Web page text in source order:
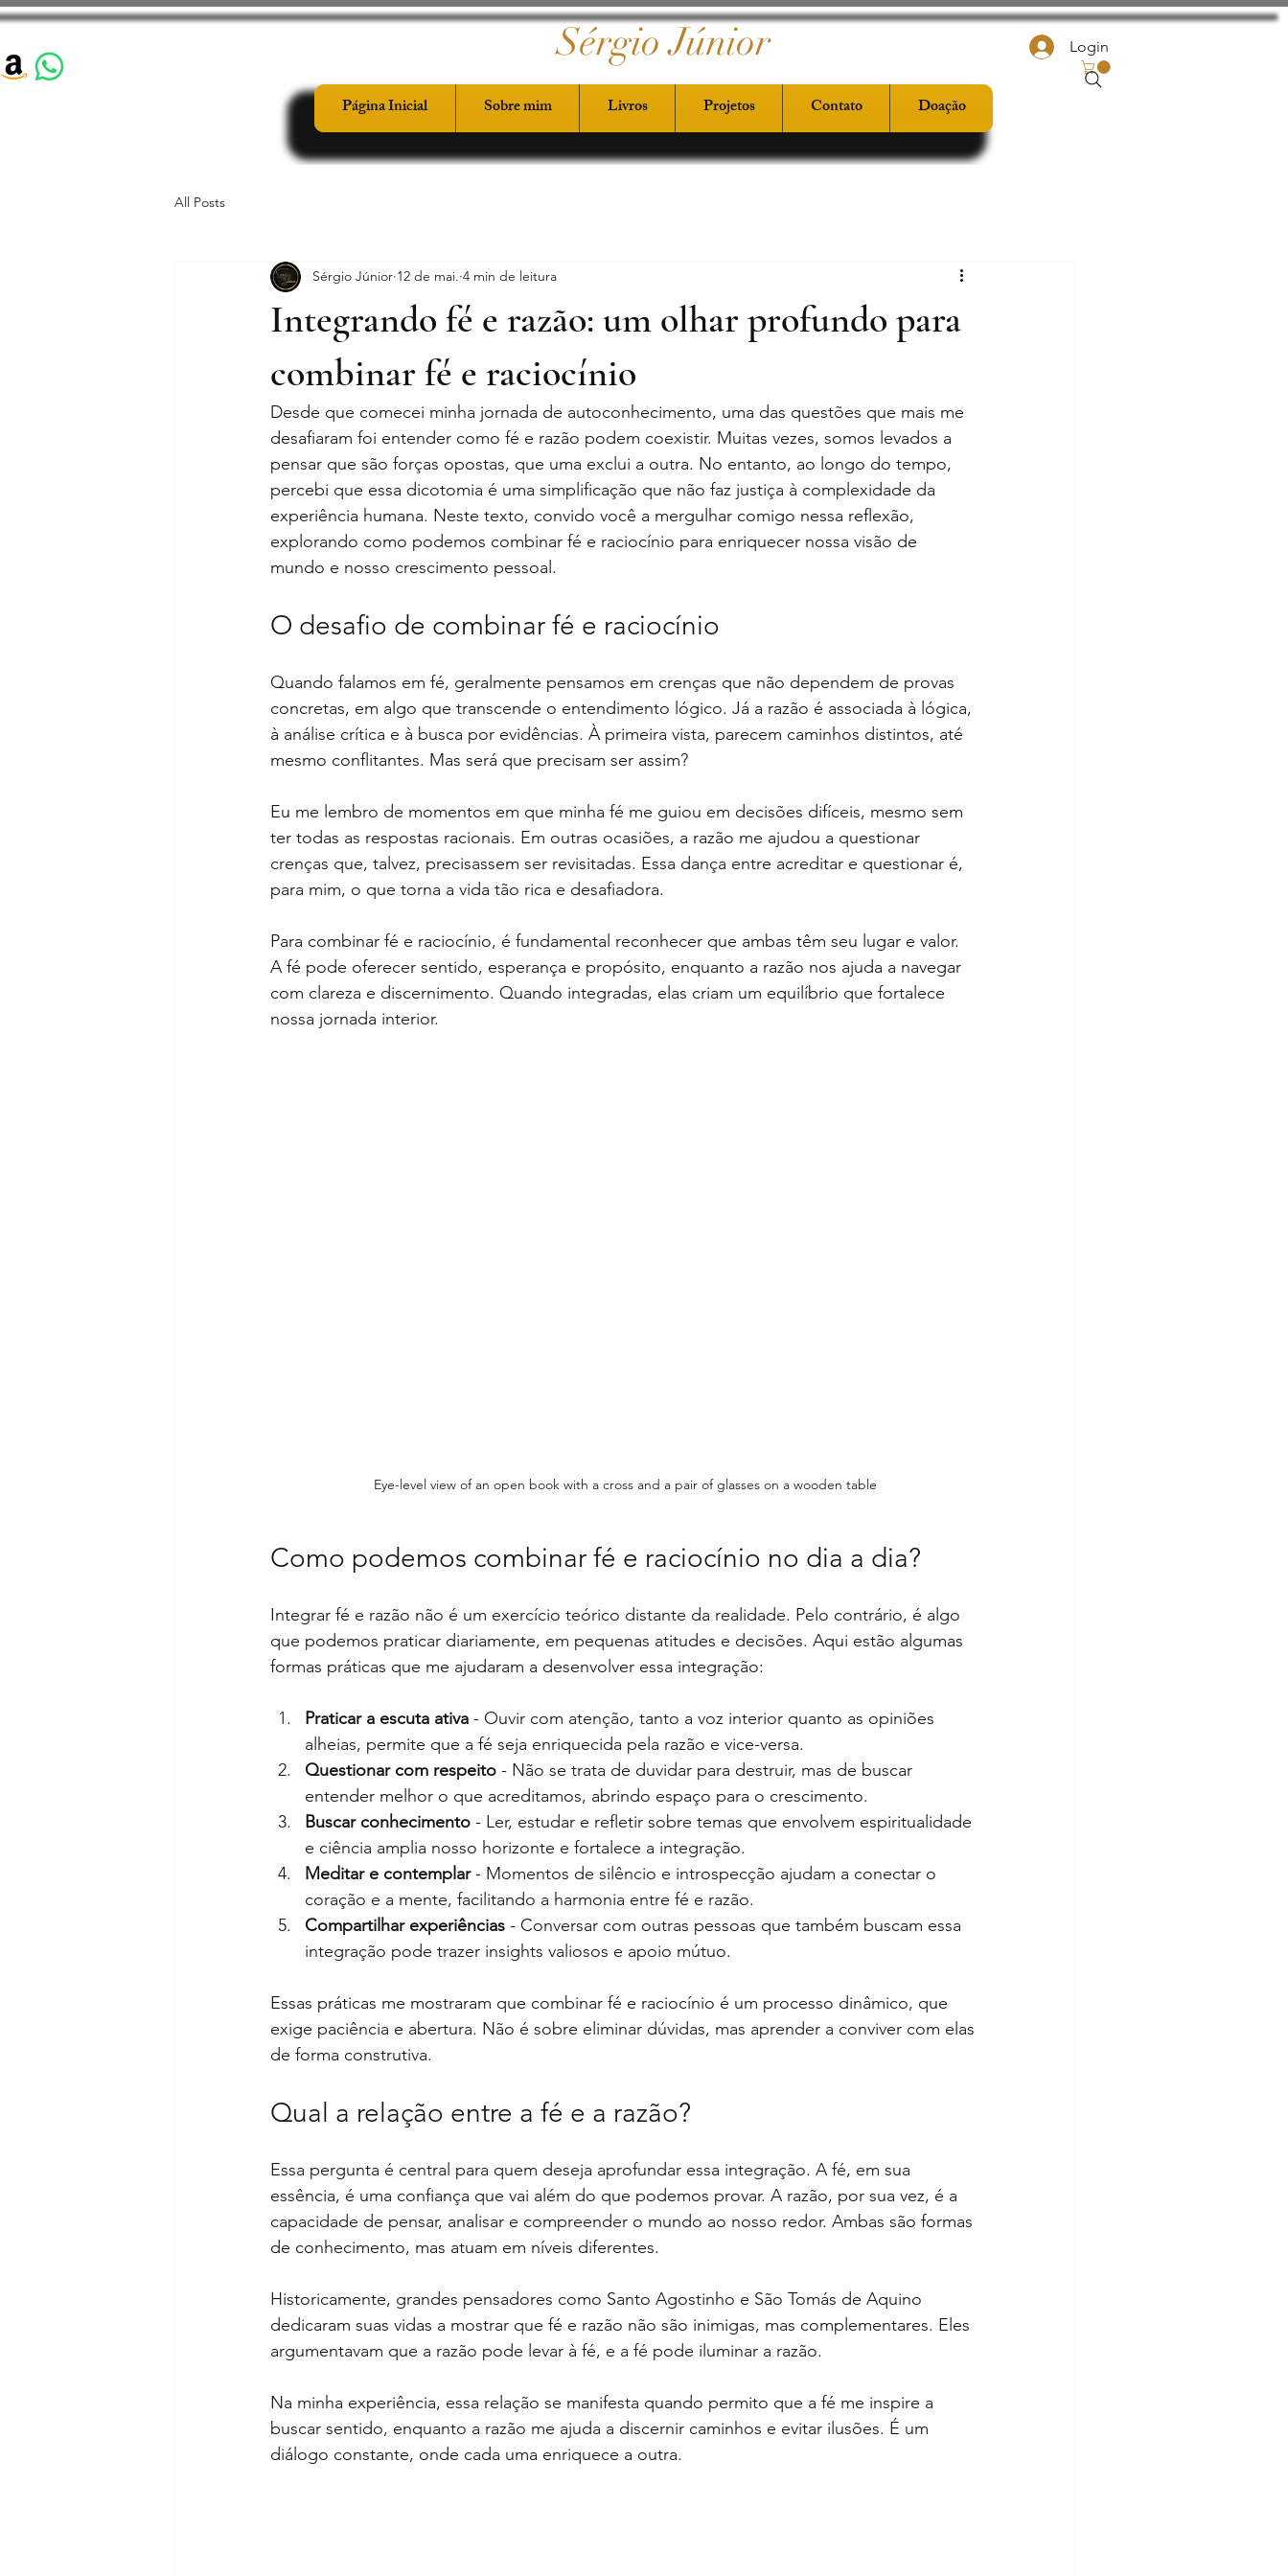
Login
Sérgio Júnior
Página Inicial Sobre mim Livros Projetos Contato Doação
All Posts
Integrando fé e razão: um olhar profundo para
combinar fé e raciocínio
Sérgio Júnior 12 de mai. 4 min de leitura
Desde que comecei minha jornada de autoconhecimento, uma das questões que mais me
desafiaram foi entender como fé e razão podem coexistir. Muitas vezes, somos levados a
pensar que são forças opostas, que uma exclui a outra. No entanto, ao longo do tempo,
percebi que essa dicotomia é uma simplificação que não faz justiça à complexidade da
experiência humana. Neste texto, convido você a mergulhar comigo nessa reflexão,
explorando como podemos combinar fé e raciocínio para enriquecer nossa visão de
mundo e nosso crescimento pessoal.
O desafio de combinar fé e raciocínio
Quando falamos em fé, geralmente pensamos em crenças que não dependem de provas
concretas, em algo que transcende o entendimento lógico. Já a razão é associada à lógica,
à análise crítica e à busca por evidências. À primeira vista, parecem caminhos distintos, até
mesmo conflitantes. Mas será que precisam ser assim?
Eu me lembro de momentos em que minha fé me guiou em decisões difíceis, mesmo sem
ter todas as respostas racionais. Em outras ocasiões, a razão me ajudou a questionar
crenças que, talvez, precisassem ser revisitadas. Essa dança entre acreditar e questionar é,
para mim, o que torna a vida tão rica e desafiadora.
Para combinar fé e raciocínio, é fundamental reconhecer que ambas têm seu lugar e valor.
A fé pode oferecer sentido, esperança e propósito, enquanto a razão nos ajuda a navegar
com clareza e discernimento. Quando integradas, elas criam um equilíbrio que fortalece
nossa jornada interior.
Eye-level view of an open book with a cross and a pair of glasses on a wooden table
Como podemos combinar fé e raciocínio no dia a dia?
Integrar fé e razão não é um exercício teórico distante da realidade. Pelo contrário, é algo
que podemos praticar diariamente, em pequenas atitudes e decisões. Aqui estão algumas
formas práticas que me ajudaram a desenvolver essa integração:
Praticar a escuta ativa - Ouvir com atenção, tanto a voz interior quanto as opiniões
alheias, permite que a fé seja enriquecida pela razão e vice-versa.
Questionar com respeito - Não se trata de duvidar para destruir, mas de buscar
entender melhor o que acreditamos, abrindo espaço para o crescimento.
Buscar conhecimento - Ler, estudar e refletir sobre temas que envolvem espiritualidade
e ciência amplia nosso horizonte e fortalece a integração.
Meditar e contemplar - Momentos de silêncio e introspecção ajudam a conectar o
coração e a mente, facilitando a harmonia entre fé e razão.
Compartilhar experiências - Conversar com outras pessoas que também buscam essa
integração pode trazer insights valiosos e apoio mútuo.
Essas práticas me mostraram que combinar fé e raciocínio é um processo dinâmico, que
exige paciência e abertura. Não é sobre eliminar dúvidas, mas aprender a conviver com elas
de forma construtiva.
Qual a relação entre a fé e a razão?
Essa pergunta é central para quem deseja aprofundar essa integração. A fé, em sua
essência, é uma confiança que vai além do que podemos provar. A razão, por sua vez, é a
capacidade de pensar, analisar e compreender o mundo ao nosso redor. Ambas são formas
de conhecimento, mas atuam em níveis diferentes.
Historicamente, grandes pensadores como Santo Agostinho e São Tomás de Aquino
dedicaram suas vidas a mostrar que fé e razão não são inimigas, mas complementares. Eles
argumentavam que a razão pode levar à fé, e a fé pode iluminar a razão.
Na minha experiência, essa relação se manifesta quando permito que a fé me inspire a
buscar sentido, enquanto a razão me ajuda a discernir caminhos e evitar ilusões. É um
diálogo constante, onde cada uma enriquece a outra.